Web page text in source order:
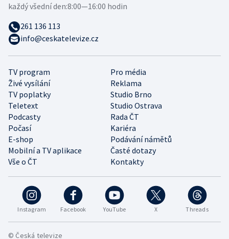
Instagram Facebook YouTube X Threads
TV program
Pro média
Živé vysílání
Reklama
TV poplatky
Studio Brno
Teletext
Studio Ostrava
Podcasty
Rada ČT
Počasí
Kariéra
E-shop
Podávání námětů
Mobilní a TV aplikace
Časté dotazy
Vše o ČT
Kontakty
každý všední den:8:00—16:00 hodin
261 136 113
info@ceskatelevize.cz
© Česká televize